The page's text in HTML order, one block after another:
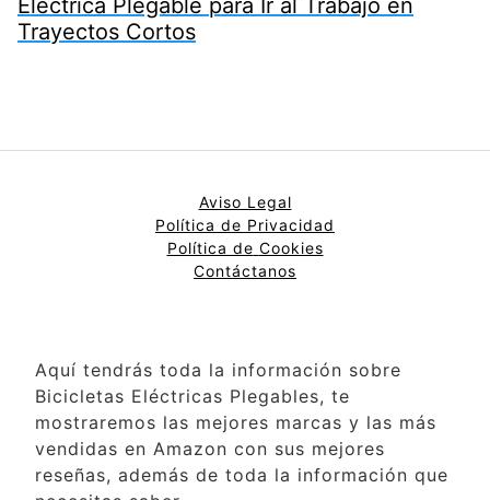
Trayectos Cortos
Aviso Legal
Política de Privacidad
Política de Cookies
Contáctanos
Aquí tendrás toda la información sobre
Bicicletas Eléctricas Plegables, te
mostraremos las mejores marcas y las más
vendidas en Amazon con sus mejores
reseñas, además de toda la información que